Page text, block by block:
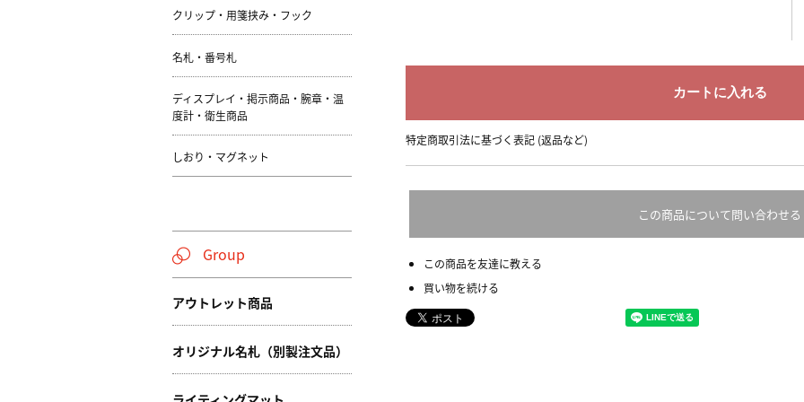
特定商取引法に基づく表記 (返品など)
この商品について問い合わせる
この商品を友達に教える
買い物を続ける
クリップ・用箋挟み・フック
名札・番号札
ディスプレイ・掲示商品・腕章・温
度計・衛生商品
しおり・マグネット
Group
アウトレット商品
オリジナル名札（別製注文品）